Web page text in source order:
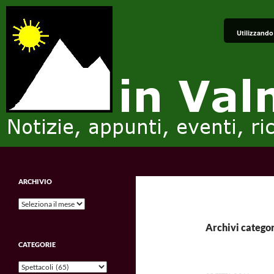
Vai
contenuto
Archivi
Notizie, appunti, eventi, ricordi e
ARCHIVIO
Archivio
CATEGORIE
Categorie